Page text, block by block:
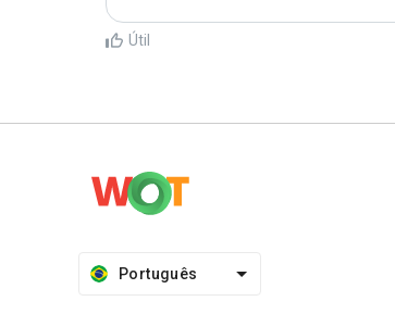
Útil
Português